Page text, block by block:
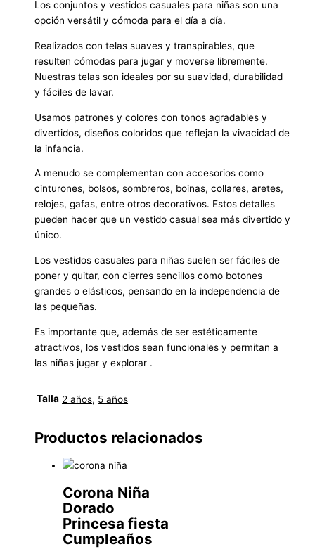
Los conjuntos y vestidos casuales para niñas son una
opción versátil y cómoda para el día a día.
Realizados con telas suaves y transpirables, que
resulten cómodas para jugar y moverse libremente.
Nuestras telas son ideales por su suavidad, durabilidad
y fáciles de lavar.
Usamos patrones y colores con tonos agradables y
divertidos, diseños coloridos que reflejan la vivacidad de
la infancia.
A menudo se complementan con accesorios como
cinturones, bolsos, sombreros, boinas, collares, aretes,
relojes, gafas, entre otros decorativos. Estos detalles
pueden hacer que un vestido casual sea más divertido y
único.
Los vestidos casuales para niñas suelen ser fáciles de
poner y quitar, con cierres sencillos como botones
grandes o elásticos, pensando en la independencia de
las pequeñas.
Es importante que, además de ser estéticamente
atractivos, los vestidos sean funcionales y permitan a
las niñas jugar y explorar .
Talla 2 años, 5 años
Productos relacionados
Corona Niña
Dorado
Princesa fiesta
Cumpleaños